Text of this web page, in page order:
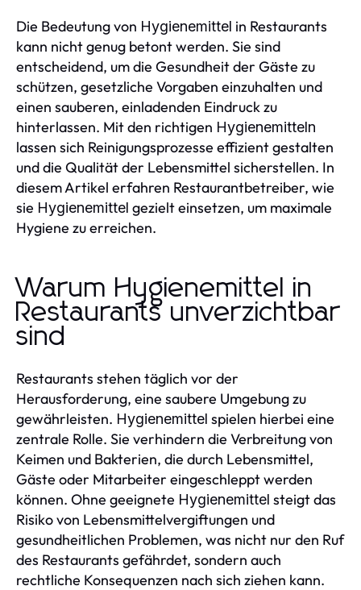
Die Bedeutung von Hygienemittel in Restaurants
kann nicht genug betont werden. Sie sind
entscheidend, um die Gesundheit der Gäste zu
schützen, gesetzliche Vorgaben einzuhalten und
einen sauberen, einladenden Eindruck zu
hinterlassen. Mit den richtigen Hygienemitteln
lassen sich Reinigungsprozesse effizient gestalten
und die Qualität der Lebensmittel sicherstellen. In
diesem Artikel erfahren Restaurantbetreiber, wie
sie Hygienemittel gezielt einsetzen, um maximale
Hygiene zu erreichen.
Warum Hygienemittel in
Restaurants unverzichtbar
sind
Restaurants stehen täglich vor der
Herausforderung, eine saubere Umgebung zu
gewährleisten. Hygienemittel spielen hierbei eine
zentrale Rolle. Sie verhindern die Verbreitung von
Keimen und Bakterien, die durch Lebensmittel,
Gäste oder Mitarbeiter eingeschleppt werden
können. Ohne geeignete Hygienemittel steigt das
Risiko von Lebensmittelvergiftungen und
gesundheitlichen Problemen, was nicht nur den Ruf
des Restaurants gefährdet, sondern auch
rechtliche Konsequenzen nach sich ziehen kann.